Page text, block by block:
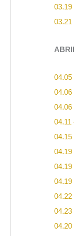
03.19
03.21
04.06
04.06
04.11
04.15
04.19
04.19
04.22
04.20